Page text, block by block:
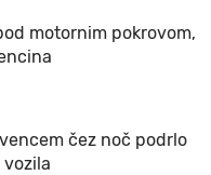
motornim pokrovom,
čez noč podrlo